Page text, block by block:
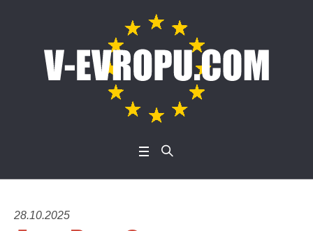
28.10.2025